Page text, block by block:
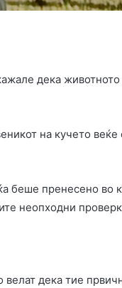
дека
на кучето
беше пренесено во
неопходни
дека тие